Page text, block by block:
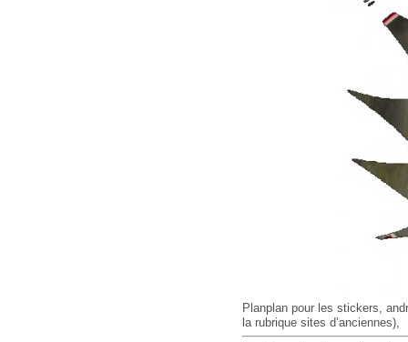
Planplan pour les stickers,
la rubrique sites d’anciennes),